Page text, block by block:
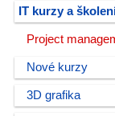
IT kurzy a
Project
Nové kurzy
3D grafika